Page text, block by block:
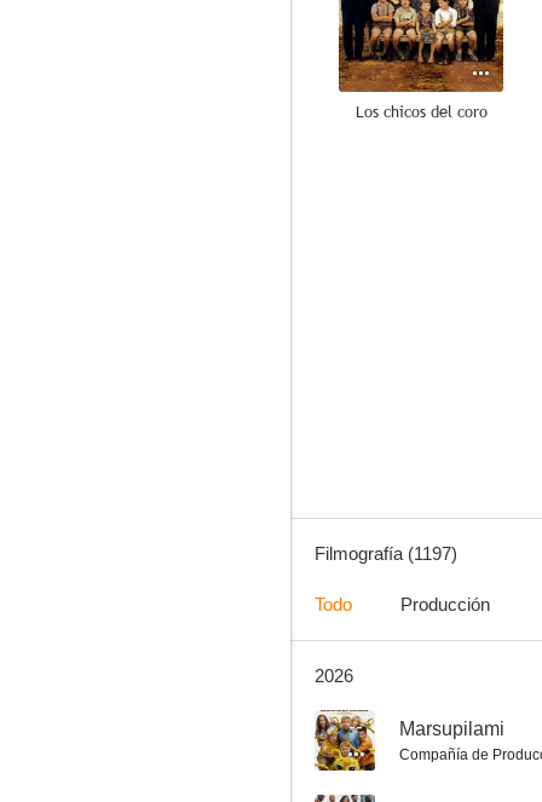
Los chicos del coro
V3nganza (Venganza 3)
6.8
Filmografía (1197)
Todo Producción
2026
-- Marsupilami
Compañía de